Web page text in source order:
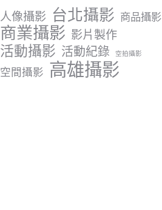
window
人像攝影 台北攝影 商品攝影
商業攝影 影片製作
活動攝影 活動紀錄 空拍攝影
空間攝影 高雄攝影